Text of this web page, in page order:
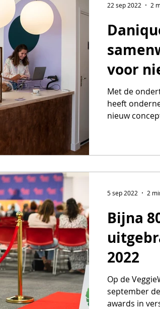
voor
Met de
heeft
nieuw
22 sep 2022 2
Bijna
2022
Op de
september
awards in
5 sep 2022 2